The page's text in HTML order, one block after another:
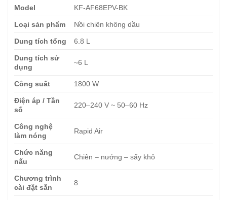
Model
KF-AF68EPV-BK
Loại sản phẩm Nồi chiên không dầu
Dung tích tổng 6.8 L
Dung tích sử
dụng
~6 L
Công suất 1800 W
Điện áp / Tần
số
220–240 V ~ 50–60 Hz
Công nghệ
làm nóng
Rapid Air
Chức năng
nấu
Chiên – nướng – sấy khô
Chương trình
cài đặt sẵn
8